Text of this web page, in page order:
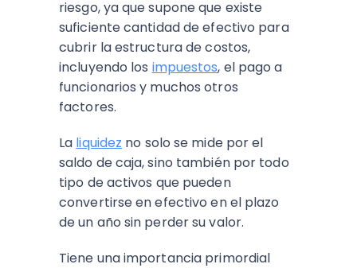
riesgo, ya que supone que existe
suficiente cantidad de efectivo para
cubrir la estructura de costos,
incluyendo los impuestos, el pago a
funcionarios y muchos otros
factores.
La liquidez no solo se mide por el
saldo de caja, sino también por todo
tipo de activos que pueden
convertirse en efectivo en el plazo
de un año sin perder su valor.
Tiene una importancia primordial